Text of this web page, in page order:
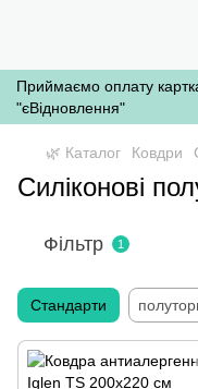
Приймаємо оплату
"єВідновлення"
🌿 Каталог Ковдри
Силіконові
Фільтр 1
Стандарти